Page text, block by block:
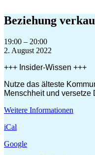
Inhalt
springen
Beziehung
Beziehung
verkauft
19:00 – 20:00
2. August 2022
+++ Insider-Wissen +++
Nutze das älteste
Menschheit und versetze
Weitere Informationen
iCal
Google